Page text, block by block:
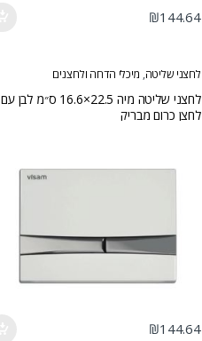
₪144.64
לחצני שליטה, מיכלי הדחה ולחצנים
לחצני שליטה מיה 22.5×16.6 ס״מ לבן עם
לחצן כרום מבריק
₪144.64